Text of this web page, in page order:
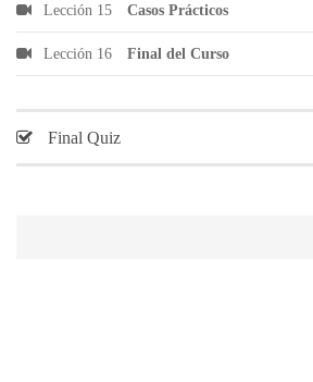
Lección 15 Casos Prácticos
Lección 16 Final del Curso
Final Quiz